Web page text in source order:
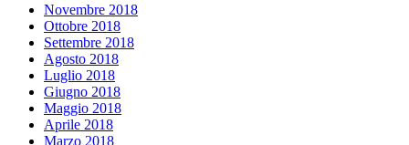
Novembre 2018
Ottobre 2018
Settembre 2018
Agosto 2018
Luglio 2018
Giugno 2018
Maggio 2018
Aprile 2018
Marzo 2018